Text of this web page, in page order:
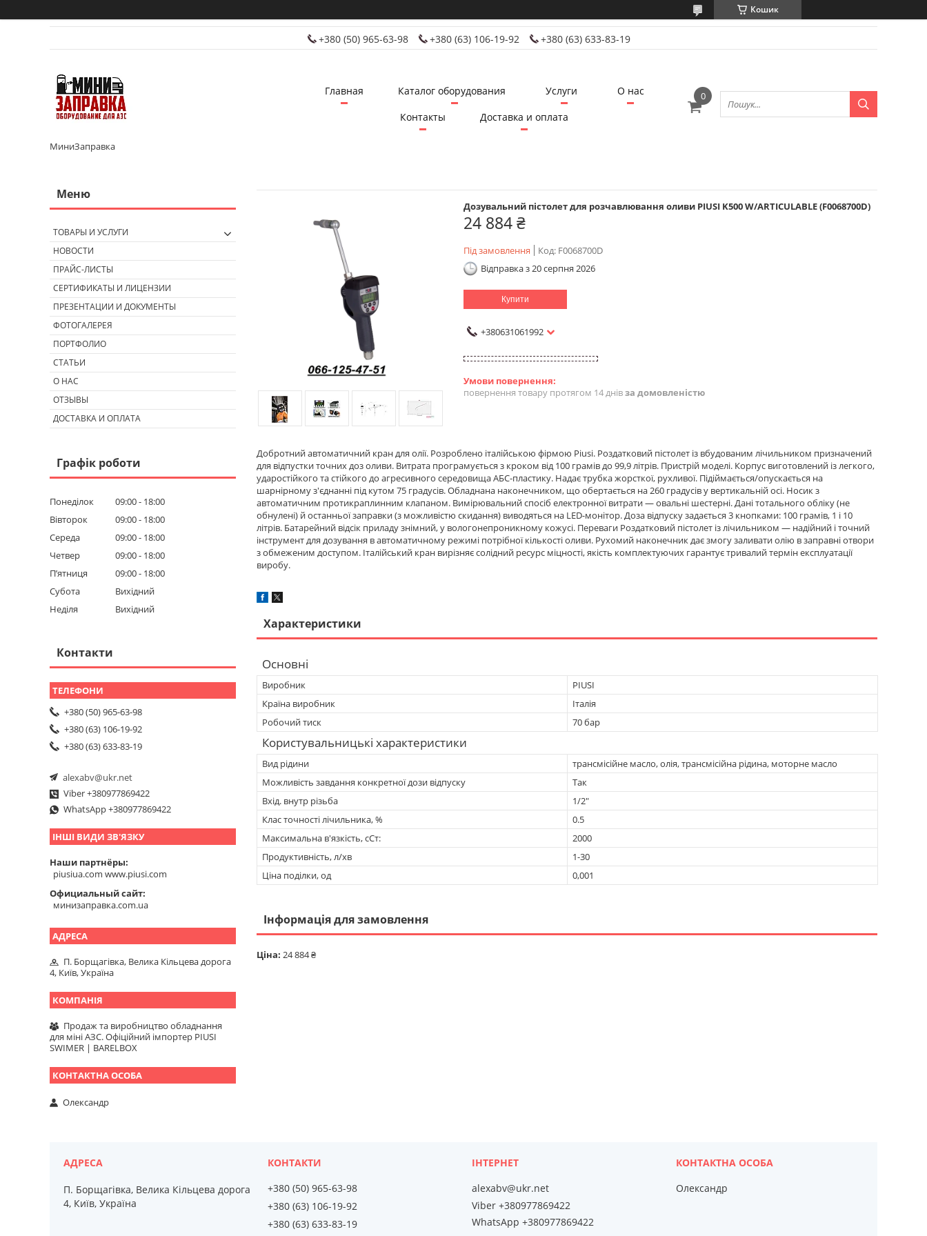
Кошик
+380 (50) 965-63-98 +380 (63) 106-19-92 +380 (63) 633-83-19
МиниЗаправка
Главная Каталог оборудования Услуги
О нас
Контакты
Доставка и оплата
Дозувальний пістолет для розчавлювання оливи PIUSI K500 W/ARTICULABLE (F0068700D)
24 884 ₴
Під замовлення Код: F0068700D
Відправка з 20 серпня 2026
Купити
+380631061992
повернення товару протягом 14 днівза домовленістю
Добротний автоматичний кран для олії. Розроблено італійською фірмою Piusi. Роздатковий пістолет із вбудованим лічильником призначений
для відпустки точних доз оливи. Витрата програмується з кроком від 100 грамів до 99,9 літрів. Пристрій моделі. Корпус виготовлений із легкого,
ударостійкого та стійкого до агресивного середовища АБС-пластику. Надає трубка жорсткої, рухливої. Підіймається/опускається на
шарнірному з'єднанні під кутом 75 градусів. Обладнана наконечником, що обертається на 260 градусів у вертикальній осі. Носик з
автоматичним протикраплинним клапаном. Вимірювальний спосіб електронної витрати — овальні шестерні. Дані тотального обліку (не
обнулені) й останньої заправки (з можливістю скидання) виводяться на LED-монітор. Доза відпуску задається 3 кнопками: 100 грамів, 1 і 10
літрів. Батарейний відсік приладу знімний, у вологонепроникному кожусі. Переваги Роздатковий пістолет із лічильником — надійний і точний
інструмент для дозування в автоматичному режимі потрібної кількості оливи. Рухомий наконечник дає змогу заливати олію в заправні отвори
з обмеженим доступом. Італійський кран вирізняє солідний ресурс міцності, якість комплектуючих гарантує тривалий термін експлуатації
виробу.
Характеристики
Основні
Виробник
PIUSI
Країна виробник
Італія
Робочий тиск
70 бар
Користувальницькі характеристики
Вид рідини
трансмісійне масло, олія, трансмісійна рідина, моторне масло
Можливість завдання конкретної дози відпуску
Так
Вхід. внутр різьба
1/2"
Клас точності лічильника, %
0.5
Максимальна в'язкість, сСт:
2000
Продуктивність, л/хв
1-30
Ціна поділки, од
0,001
Інформація для замовлення
Ціна: 24 884 ₴
ТОВАРЫ И УСЛУГИ
НОВОСТИ
ПРАЙС-ЛИСТЫ
СЕРТИФИКАТЫ И ЛИЦЕНЗИИ
ПРЕЗЕНТАЦИИ И ДОКУМЕНТЫ
ФОТОГАЛЕРЕЯ
ПОРТФОЛИО
СТАТЬИ
О НАС
ОТЗЫВЫ
ДОСТАВКА И ОПЛАТА
Графік роботи
Понеділок 09:00
18:00
Вівторок
09:00
18:00
Середа
09:00
18:00
Четвер
09:00
18:00
Пʼятниця
09:00
18:00
Субота
Вихідний
Неділя
Вихідний
Контакти
+380 (50) 965-63-98
+380 (63) 106-19-92
+380 (63) 633-83-19
alexabv@ukr.net
Viber +380977869422
WhatsApp +380977869422
ІНШІ ВИДИ ЗВ'ЯЗКУ
Наши партнёры
piusiua.com www.piusi.com
Официальный сайт
минизаправка.com.ua
П. Борщагівка, Велика Кільцева дорога
4, Київ, Україна
Продаж та виробництво обладнання
для міні АЗС. Офіційний імпортер PIUSI
SWIMER | BARELBOX
Олександр
П. Борщагівка, Велика Кільцева дорога
4, Київ, Україна
+380 (50) 965-63-98
+380 (63) 106-19-92
+380 (63) 633-83-19
alexabv@ukr.net
Viber +380977869422
WhatsApp +380977869422
Олександр